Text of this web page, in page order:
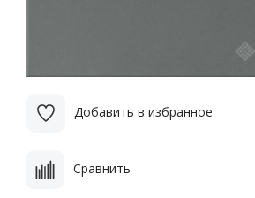
Добавить в избранное
Сравнить